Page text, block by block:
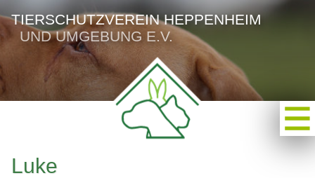
TIERSCHUTZVEREIN HEPPENHEIM
UND UMGEBUNG E.V.
Luke